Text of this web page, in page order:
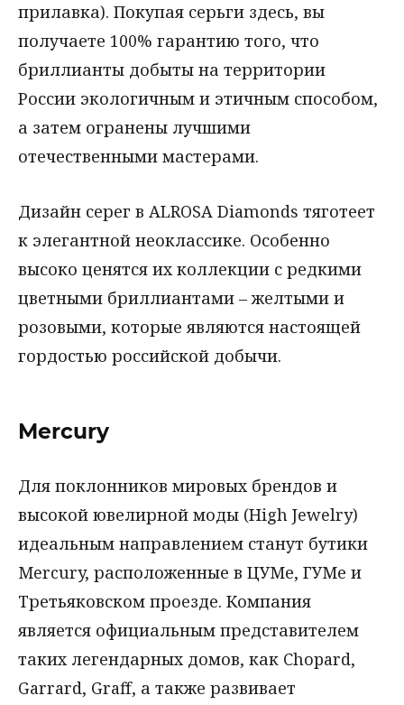
прилавка). Покупая серьги здесь, вы
получаете 100% гарантию того, что
бриллианты добыты на территории
России экологичным и этичным способом,
а затем огранены лучшими
отечественными мастерами.
Дизайн серег в ALROSA Diamonds тяготеет
к элегантной неоклассике. Особенно
высоко ценятся их коллекции с редкими
цветными бриллиантами – желтыми и
розовыми, которые являются настоящей
гордостью российской добычи.
Mercury
Для поклонников мировых брендов и
высокой ювелирной моды (High Jewelry)
идеальным направлением станут бутики
Mercury, расположенные в ЦУМе, ГУМе и
Третьяковском проезде. Компания
является официальным представителем
таких легендарных домов, как Chopard,
Garrard, Graff, а также развивает